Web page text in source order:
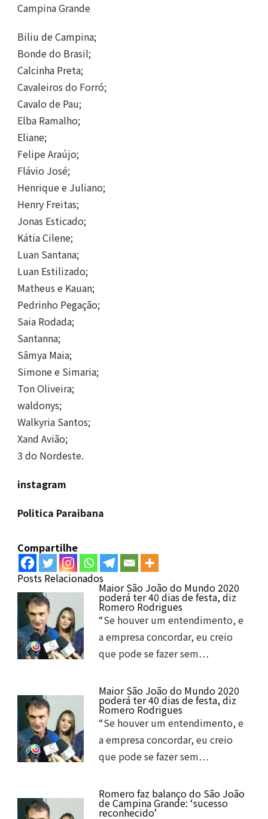
Campina Grande
Biliu de Campina;
Bonde do Brasil;
Calcinha Preta;
Cavaleiros do Forró;
Cavalo de Pau;
Elba Ramalho;
Eliane;
Felipe Araújo;
Flávio José;
Henrique e Juliano;
Henry Freitas;
Jonas Esticado;
Kátia Cilene;
Luan Santana;
Luan Estilizado;
Matheus e Kauan;
Pedrinho Pegação;
Saia Rodada;
Santanna;
Sâmya Maia;
Simone e Simaria;
Ton Oliveira;
waldonys;
Walkyria Santos;
Xand Avião;
3 do Nordeste.
instagram
Politica Paraibana
Compartilhe
Posts Relacionados
Maior São João do Mundo 2020
poderá ter 40 dias de festa, diz
Romero Rodrigues
“Se houver um entendimento, e
a empresa concordar, eu creio
que pode se fazer sem…
Maior São João do Mundo 2020
poderá ter 40 dias de festa, diz
Romero Rodrigues
“Se houver um entendimento, e
a empresa concordar, eu creio
que pode se fazer sem…
Romero faz balanço do São João
de Campina Grande: ‘sucesso
reconhecido’